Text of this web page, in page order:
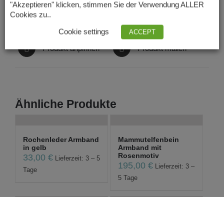
Auf Facebook teilen Produkt twittern
Produkt anpinnen Produkt mailen
Ähnliche Produkte
Rochenleder Armband
in gelb
33,00 €
Lieferzeit: 3 – 5
Tage
Mammutelfenbein
Armband mit
Rosenmotiv
195,00€
Lieferzeit: 3 –
5 Tage
"Akzeptieren" klicken, stimmen Sie der Verwendung ALLER
Cookies zu..
Cookie settings ACCEPT